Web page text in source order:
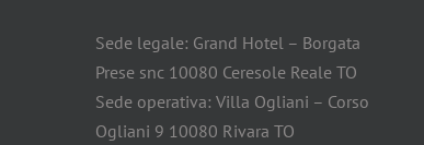
Sede legale: Grand Hotel – Borgata
Prese snc 10080 Ceresole Reale TO
Sede operativa: Villa Ogliani – Corso
Ogliani 9 10080 Rivara TO